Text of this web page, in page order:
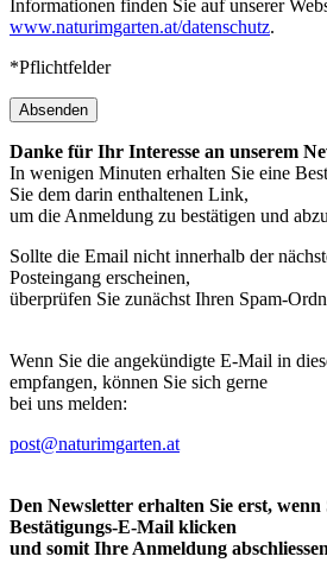
Informationen finden Sie auf unserer
www.naturimgarten.at/datenschutz.
*Pflichtfelder
Absenden
Danke für Ihr Interesse an unserem
In wenigen Minuten erhalten Sie eine
Sie dem darin enthaltenen Link,
um die Anmeldung zu bestätigen und
Sollte die Email nicht innerhalb der
Posteingang erscheinen,
überprüfen Sie zunächst Ihren Spam-
Wenn Sie die angekündigte E-Mail in
empfangen, können Sie sich gerne
bei uns melden:
post@naturimgarten.at
Den Newsletter erhalten Sie erst,
Bestätigungs-E-Mail klicken
und somit Ihre Anmeldung